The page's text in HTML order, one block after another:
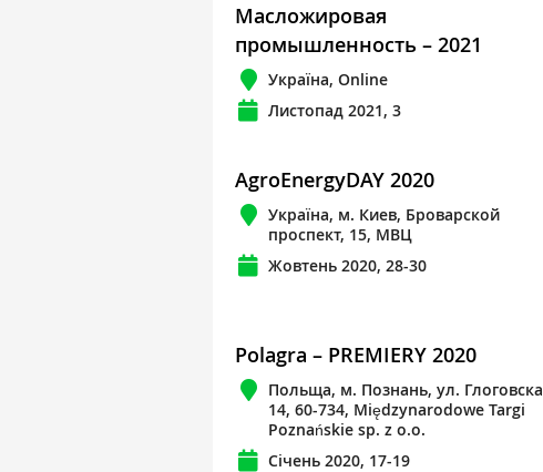
Масложировая
промышленность – 2021
Україна, Online
Листопад 2021, 3
AgroEnergyDAY 2020
Україна, м. Киев, Броварской
проспект, 15, МВЦ
Жовтень 2020, 28-30
Polagra – PREMIERY 2020
Польща, м. Познань, ул. Глоговска
14, 60-734, Międzynarodowe Targi
Poznańskie sp. z o.o.
Січень 2020, 17-19